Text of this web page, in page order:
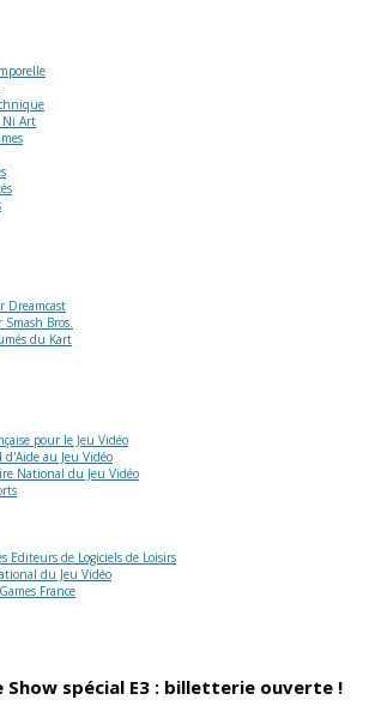
Ni Art
Dreamcast
Bros.
du Kart
pour le Jeu Vidéo
d'Aide au Jeu Vidéo
National du Jeu Vidéo
Editeurs de Logiciels de Loisirs
du Jeu Vidéo
France
Show spécial E3 : billetterie ouverte !